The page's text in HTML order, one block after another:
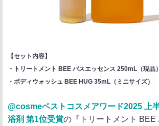
【セット内容】
・トリートメント BEE バスエッセンス 250mL（現品）
・ボディウォッシュ BEE HUG 35mL（ミニサイズ）
@cosmeベストコスメアワード2025 上
浴剤 第1位受賞の『トリートメント BEE